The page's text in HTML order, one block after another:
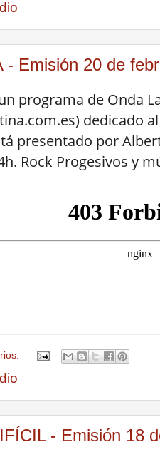
- Emisión 20 de
programa de Onda
dedicado
presentado por
Rock Progesivos y
- Emisión 18